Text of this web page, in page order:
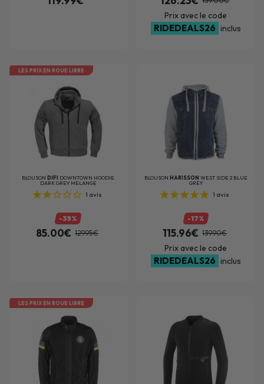
Prix avec le code
RIDEDEALS26 inclus
LES PRIX EN ROUE LIBRE
BLOUSONDIFI DOWNTOWN HOODIE
DARK GREY MELANGE
1 avis
-35%
85.00€ 129.95€
BLOUSON HARISSON WEST SIDE 2 BLUE
GREY
1 avis
-17%
115.96€ 139.90€
Prix avec le code
RIDEDEALS26 inclus
LES PRIX EN ROUE LIBRE